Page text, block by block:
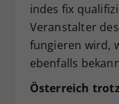
indes fix
Veranstalter
fungieren wird,
ebenfalls
Österreich